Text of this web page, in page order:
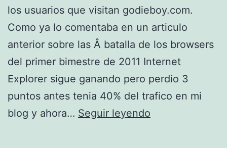
los usuarios que visitan godieboy.com.
Como ya lo comentaba en un articulo
anterior sobre las Â batalla de los browsers
del primer bimestre de 2011 Internet
Explorer sigue ganando pero perdio 3
puntos antes tenia 40% del trafico en mi
blog y ahora… Seguir leyendo